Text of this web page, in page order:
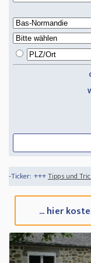
Tricks +++Auswandern
... hier